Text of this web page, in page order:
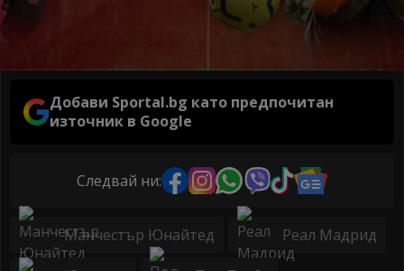
Добави Sportal.bg като предпочитан
източник в Google
Следвай ни:
Манчестър Юнайтед Реал Мадрид